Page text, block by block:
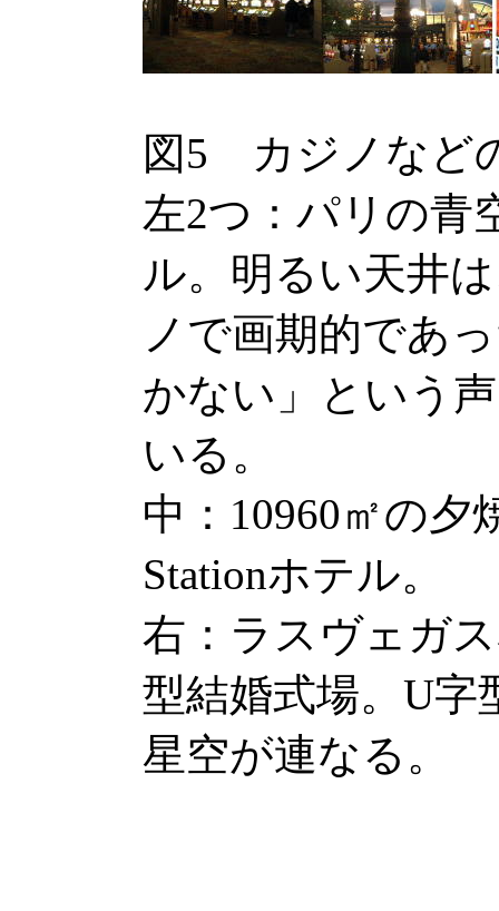
図5 カジノなど
左2つ：パリの青
ル。明るい天井
ノで画期的であ
かない」という
いる。
中：10960㎡の夕
Stationホテル。
右：ラスヴェガ
型結婚式場。U字
星空が連なる。